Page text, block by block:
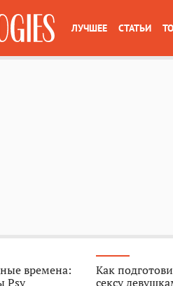
ЛУЧШЕЕ СТАТЬИ
времена:
Psy
Как
сексу